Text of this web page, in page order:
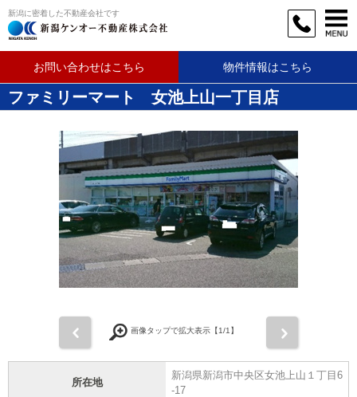
新潟に密着した不動産会社です
お問い合わせはこちら 物件情報はこちら
ファミリーマート 女池上山一丁目店
画像タップで拡大表示【1/1】
所在地
新潟県新潟市中央区女池上山１丁目6
-17